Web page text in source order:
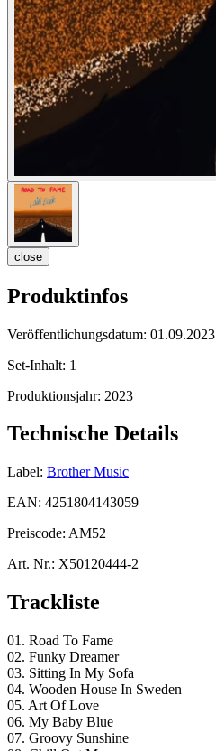
close
Produktinfos
Veröffentlichungsdatum: 01.09.2023
Set-Inhalt: 1
Produktionsjahr: 2023
Technische Details
Label: Brother Music
EAN: 4251804143059
Preiscode: AM52
Art. Nr.: X50120444-2
Trackliste
01. Road To Fame
02. Funky Dreamer
03. Sitting In My Sofa
04. Wooden House In Sweden
05. Art Of Love
06. My Baby Blue
07. Groovy Sunshine